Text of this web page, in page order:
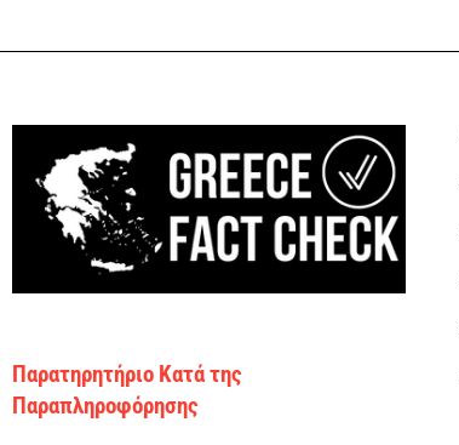
Παρατηρητήριο Κατά της
Παραπληροφόρησης